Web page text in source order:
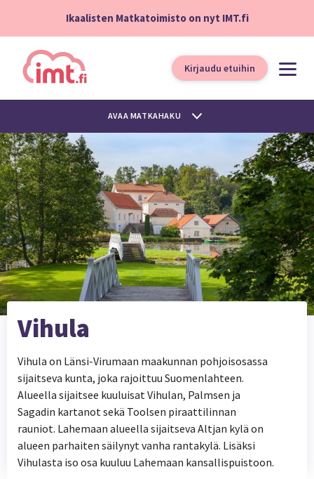
Ikaalisten Matkatoimisto on nyt IMT.fi
Kirjaudu etuihin
AVAA MATKAHAKU
Vihula
Vihula on Länsi-Virumaan maakunnan pohjoisosassa
sijaitseva kunta, joka rajoittuu Suomenlahteen.
Alueella sijaitsee kuuluisat Vihulan, Palmsen ja
Sagadin kartanot sekä Toolsen piraattilinnan
rauniot. Lahemaan alueella sijaitseva Altjan kylä on
alueen parhaiten säilynyt vanha rantakylä. Lisäksi
Vihulasta iso osa kuuluu Lahemaan kansallispuistoon.